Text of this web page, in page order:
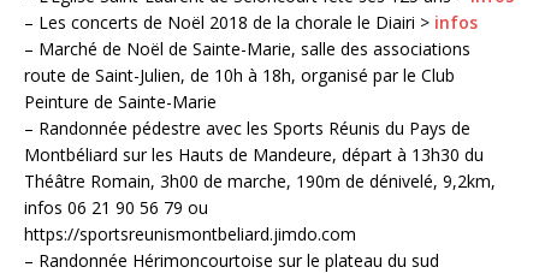
– Les concerts de Noël 2018 de la chorale le Diairi > infos
– Marché de Noël de Sainte-Marie, salle des associations
route de Saint-Julien, de 10h à 18h, organisé par le Club
Peinture de Sainte-Marie
– Randonnée pédestre avec les Sports Réunis du Pays de
Montbéliard sur les Hauts de Mandeure, départ à 13h30 du
Théâtre Romain, 3h00 de marche, 190m de dénivelé, 9,2km,
infos 06 21 90 56 79 ou
https://sportsreunismontbeliard.jimdo.com
– Randonnée Hérimoncourtoise sur le plateau du sud